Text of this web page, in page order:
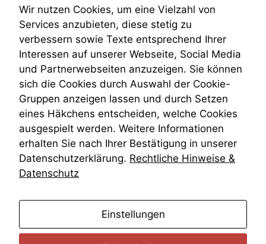
Teilungsklage
Venezuela
VRK
Wiederherstellungsanordnung
Zivilprozessordnung
ZPO
Zustellfiktion
Zuständigkeit
Öffentliches Personalrecht
Öffentlichkeitsprinzip
Wir nutzen Cookies, um eine Vielzahl von
Services anzubieten, diese stetig zu
verbessern sowie Texte entsprechend Ihrer
Interessen auf unserer Webseite, Social Media
und Partnerwebseiten anzuzeigen. Sie können
sich die Cookies durch Auswahl der Cookie-
Gruppen anzeigen lassen und durch Setzen
eines Häkchens entscheiden, welche Cookies
ausgespielt werden. Weitere Informationen
erhalten Sie nach Ihrer Bestätigung in unserer
Datenschutzerklärung. Rechtliche Hinweise &
Datenschutz
Einstellungen
Daten auf.
Funktionalität
Einige
Funktionen auf
dieser Website
sind optional.
Wenn Sie
diese Option
deaktivieren,
kann die
Website nicht
zu 100%
Marketing
Wir speichern